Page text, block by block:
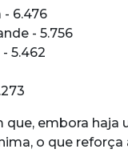
- 6.476
- 5.756
5.462
que, embora
o que reforça